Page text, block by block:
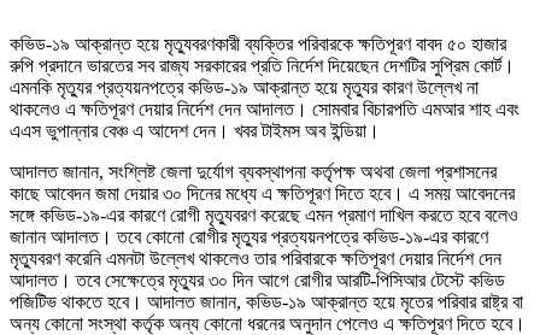
কভিড-১৯ আক্রান্ত হয়ে মৃত্যুবরণকারী ব্যক্তির পরিবারকে ক্ষতিপূরণ বাবদ ৫০ হাজার
রুপি প্রদানে ভারতের সব রাজ্য সরকারের প্রতি নির্দেশ দিয়েছেন দেশটির সুপ্রিম কোর্ট।
এমনকি মৃত্যুর প্রত্যয়নপত্রে কভিড-১৯ আক্রান্ত হয়ে মৃত্যুর কারণ উল্লেখ না
থাকলেও এ ক্ষতিপূরণ দেয়ার নির্দেশ দেন আদালত। সোমবার বিচারপতি এমআর শাহ এবং
এএস ভুপান্নার বেঞ্চ এ আদেশ দেন। খবর টাইমস অব ইন্ডিয়া।
আদালত জানান, সংশ্লিষ্ট জেলা দুর্যোগ ব্যবস্থাপনা কর্তৃপক্ষ অথবা জেলা প্রশাসনের
কাছে আবেদন জমা দেয়ার ৩০ দিনের মধ্যে এ ক্ষতিপূরণ দিতে হবে। এ সময় আবেদনের
সঙ্গে কভিড-১৯-এর কারণে রোগী মৃত্যুবরণ করেছে এমন প্রমাণ দাখিল করতে হবে বলেও
জানান আদালত। তবে কোনো রোগীর মৃত্যুর প্রত্যয়নপত্রে কভিড-১৯-এর কারণে
মৃত্যুবরণ করেনি এমনটা উল্লেখ থাকলেও তার পরিবারকে ক্ষতিপূরণ দেয়ার নির্দেশ দেন
আদালত। তবে সেক্ষেত্রে মৃত্যুর ৩০ দিন আগে রোগীর আরটি-পিসিআর টেস্টে কভিড
পজিটিভ থাকতে হবে। আদালত জানান, কভিড-১৯ আক্রান্ত হয়ে মৃতের পরিবার রাষ্ট্র বা
অন্য কোনো সংস্থা কর্তৃক অন্য কোনো ধরনের অনুদান পেলেও এ ক্ষতিপূরণ দিতে হবে।